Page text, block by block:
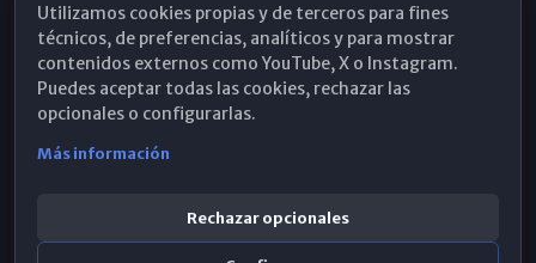
Hemeroteca
WhatsApp
Utilizamos cookies propias y de terceros para fines
técnicos, de preferencias, analíticos y para mostrar
contenidos externos como YouTube, X o Instagram.
Puedes aceptar todas las cookies, rechazar las
opcionales o configurarlas.
Más información
Rechazar opcionales